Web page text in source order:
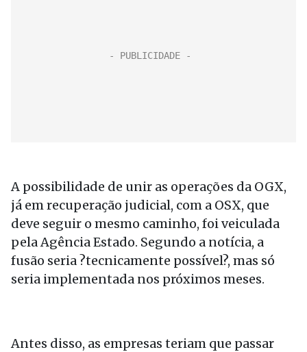
A possibilidade de unir as operações da OGX,
já em recuperação judicial, com a OSX, que
deve seguir o mesmo caminho, foi veiculada
pela Agência Estado. Segundo a notícia, a
fusão seria ?tecnicamente possível?, mas só
seria implementada nos próximos meses.
Antes disso, as empresas teriam que passar